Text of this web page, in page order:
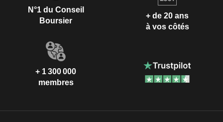
N°1 du Conseil
Boursier
+ de 20 ans
à vos côtés
+ 1 300 000
membres